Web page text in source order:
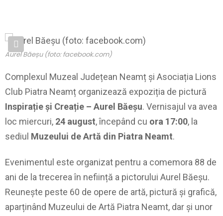
Aurel Băeșu (foto: facebook.com)
Complexul Muzeal Județean Neamț și Asociația Lions
Club Piatra Neamț organizează expoziția de pictură
Inspirație și Creație – Aurel Băeșu. Vernisajul va avea
loc miercuri, 24 august, începând cu ora 17:00, la
sediul Muzeului de Artă din Piatra Neamt.
Evenimentul este organizat pentru a comemora 88 de
ani de la trecerea în neființă a pictorului Aurel Băeșu.
Reunește peste 60 de opere de artă, pictură și grafică,
aparținând Muzeului de Artă Piatra Neamt, dar și unor